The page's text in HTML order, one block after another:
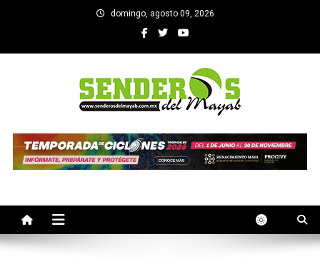
domingo, agosto 09, 2026
SENDEROS DEL MAYAB